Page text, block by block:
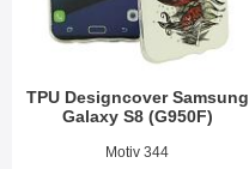
TPU Designcover Samsung
Galaxy S8 (G950F)
Varenr 25664Motiv 344